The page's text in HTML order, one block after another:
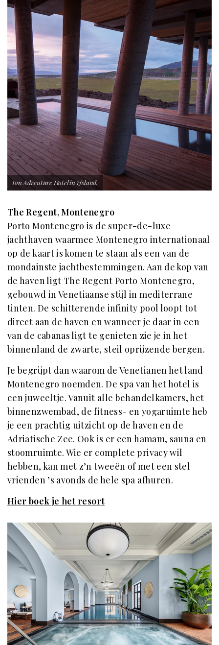
Ion Adventure Hotel in IJsland.
The Regent, Montenegro
Porto Montenegro is de super-de-luxe
jachthaven waarmee Montenegro internationaal
op de kaart is komen te staan als een van de
mondainste jachtbestemmingen. Aan de kop van
de haven ligt The Regent Porto Montenegro,
gebouwd in Venetiaanse stijl in mediterrane
tinten. De schitterende infinity pool loopt tot
direct aan de haven en wanneer je daar in een
van de cabanas ligt te genieten zie je in het
binnenland de zwarte, steil oprijzende bergen.
Je begrijpt dan waarom de Venetianen het land
Montenegro noemden. De spa van het hotel is
een juweeltje. Vanuit alle behandelkamers, het
binnenzwembad, de fitness- en yogaruimte heb
je een prachtig uitzicht op de haven en de
Adriatische Zee. Ook is er een hamam, sauna en
stoomruimte. Wie er complete privacy wil
hebben, kan met z’n tweeën of met een stel
vrienden ’s avonds de hele spa afhuren.
Hier boek je het resort